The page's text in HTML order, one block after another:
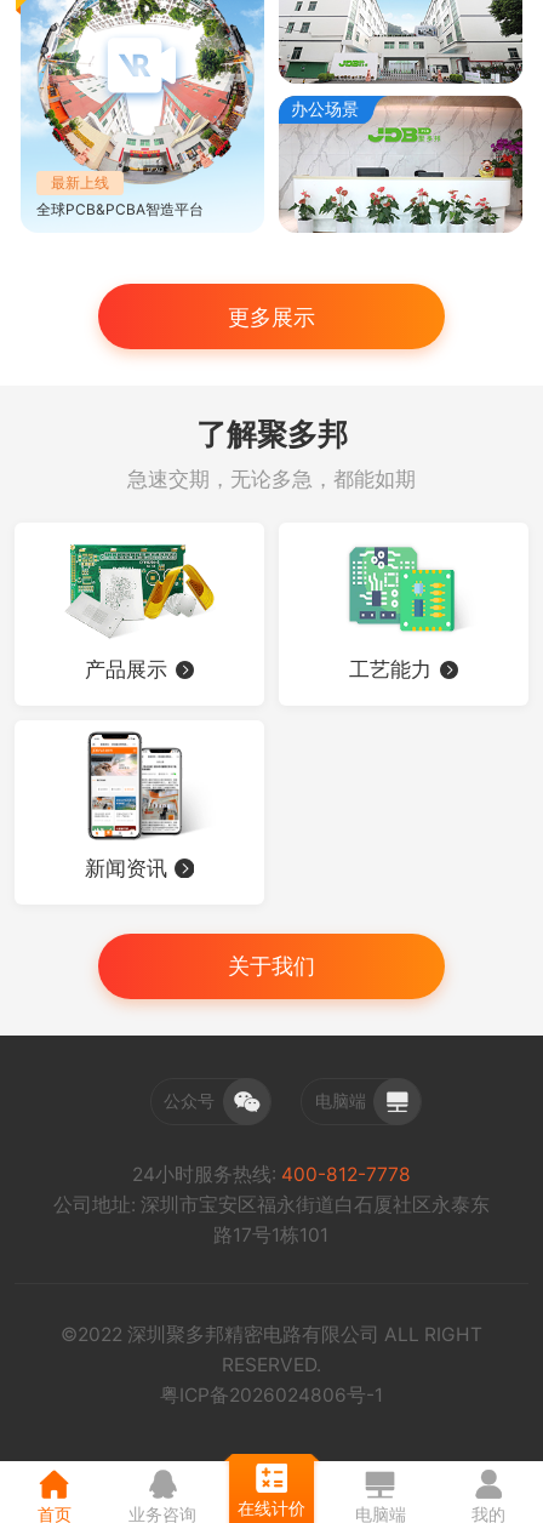
最新上线
全球PCB&PCBA智造平台
办公场景
更多展示
了解聚多邦
急速交期，无论多急，都能如期
产品展示 工艺能力
新闻资讯
关于我们
公众号 电脑端
24小时服务热线: 400-812-7778
公司地址: 深圳市宝安区福永街道白石厦社区永泰东
路17号1栋101
©2022 深圳聚多邦精密电路有限公司 ALL RIGHT
RESERVED.
粤ICP备2026024806号-1
首页 业务咨询 在线计价 电脑端 我的